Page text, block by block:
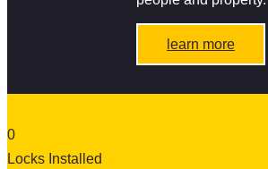
learn more
0
Locks Installed